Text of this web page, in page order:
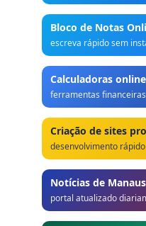
Bloco de Notas
escreva rápido sem
Calculadoras online
ferramentas
Criação de sites
desenvolvimento
Notícias de
portal atualizado